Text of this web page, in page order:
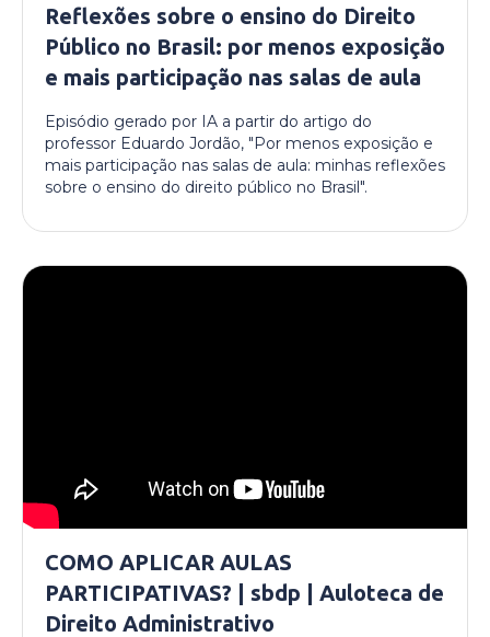
Reflexões sobre o ensino do Direito
Público no Brasil: por menos exposição
e mais participação nas salas de aula
Episódio gerado por IA a partir do artigo do
professor Eduardo Jordão, "Por menos exposição e
mais participação nas salas de aula: minhas reflexões
sobre o ensino do direito público no Brasil".
COMO APLICAR AULAS
PARTICIPATIVAS? | sbdp | Auloteca de
Direito Administrativo